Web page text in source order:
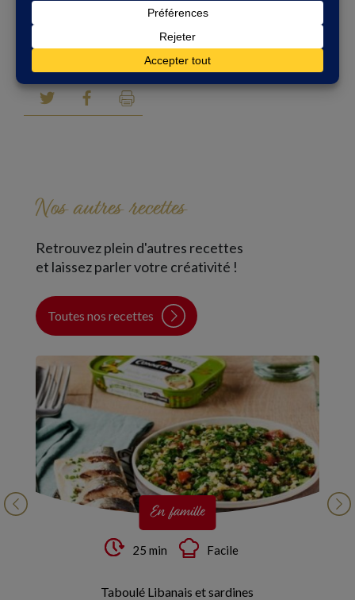
Mélangez bien, déposez sur le riz, les sardines que vous
aurez légèrement chauffées à la poêle.
Nos autres recettes
Retrouvez plein d'autres recettes
et laissez parler votre créativité !
Toutes nos recettes
En famille
25 min Facile
Taboulé Libanais et sardines